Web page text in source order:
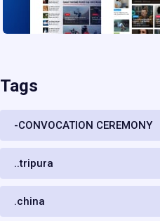
Tags
-CONVOCATION CEREMONY
..tripura
.china